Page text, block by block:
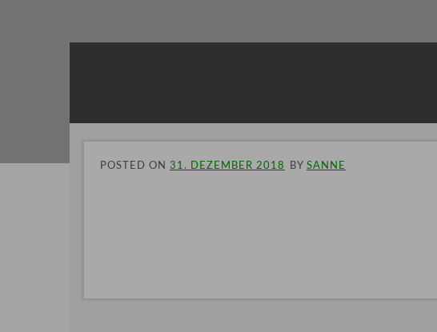
POSTED ON 31. DEZEMBER 2018 BY SANNE